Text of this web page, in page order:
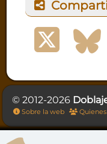
© 2012-2026
Sobre la web